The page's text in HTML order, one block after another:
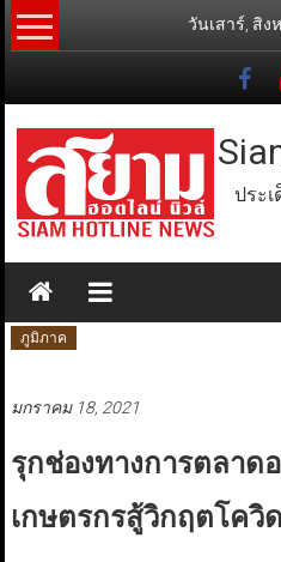
Skip
to
วันเสาร์, สิง
ประ
ภูมิภาค
มกราคม 18, 2021
รุกช่องทางการตลาด
เกษตรกรสู้วิกฤตโควิ